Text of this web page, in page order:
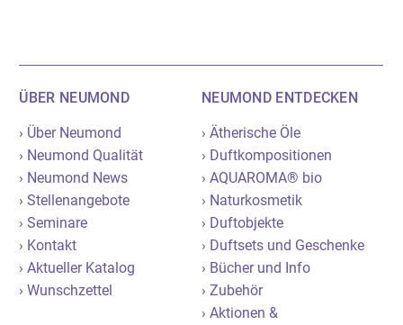
ÜBER NEUMOND
› Über Neumond
› Neumond Qualität
› Neumond News
› Stellenangebote
› Seminare
› Kontakt
› Aktueller Katalog
› Wunschzettel
NEUMOND ENTDECKEN
› Ätherische Öle
› Duftkompositionen
› AQUAROMA® bio
› Naturkosmetik
› Duftobjekte
› Duftsets und Geschenke
› Bücher und Info
› Zubehör
› Aktionen &